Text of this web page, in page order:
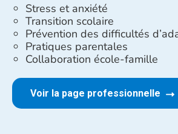
Stress et anxiété
Transition scolaire
Prévention des difficultés
Pratiques parentales
Collaboration école-famille
Voir la page professionnelle